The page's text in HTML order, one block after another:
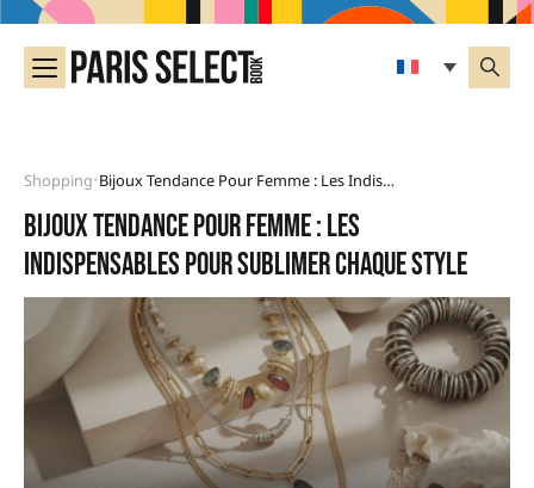
Shopping• Bijoux Tendance Pour Femme : Les Indispensables Pour Sublimer Chaque Style
Bijoux tendance pour femme : les
indispensables pour sublimer chaque style